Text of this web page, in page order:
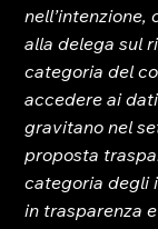
alla delega sul
categoria del
accedere ai
gravitano nel
proposta
categoria degli
in trasparenza